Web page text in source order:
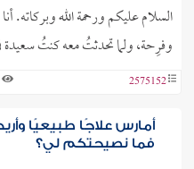
السلام عليكم ورحمة الله وبركاته.
وفرِحة، ولما تحدثتُ معه كنتُ
2575152
أمارس علاجًا طبيعيًا
فما نصيحتكم لي؟